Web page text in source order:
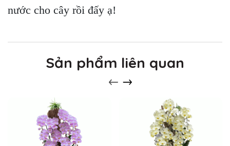
nước cho cây rồi đấy ạ!
Sản phẩm liên quan